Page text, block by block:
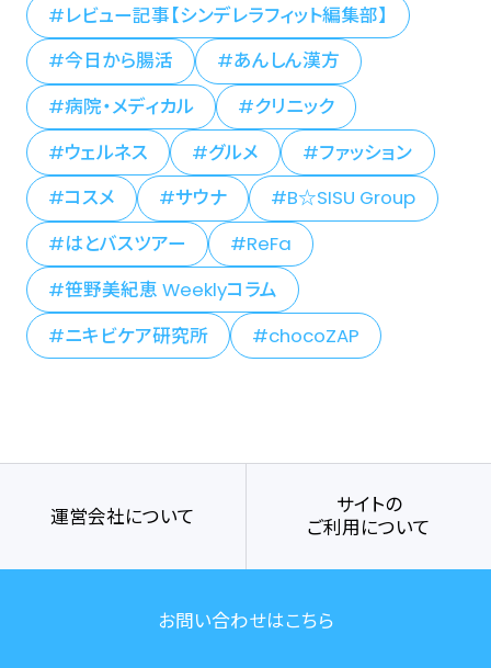
レビュー記事【シンデレラフィット編集部】
今日から腸活
あんしん漢方
病院・メディカル
クリニック
ウェルネス
グルメ
ファッション
コスメ
サウナ
B☆SISU Group
はとバスツアー
ReFa
笹野美紀恵 Weeklyコラム
ニキビケア研究所
chocoZAP
運営会社について
サイトの
ご利用について
お問い合わせはこちら